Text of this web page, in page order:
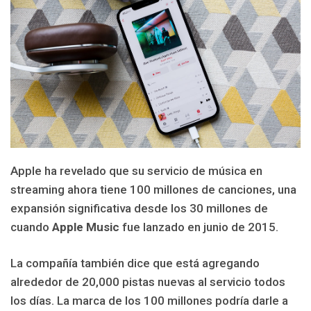
Apple ha revelado que su servicio de música en
streaming ahora tiene 100 millones de canciones, una
expansión significativa desde los 30 millones de
cuando Apple Music fue lanzado en junio de 2015.
La compañía también dice que está agregando
alrededor de 20,000 pistas nuevas al servicio todos
los días. La marca de los 100 millones podría darle a